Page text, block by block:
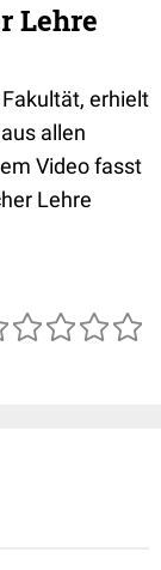
Lehre
erhielt
allen
Video fasst
Lehre